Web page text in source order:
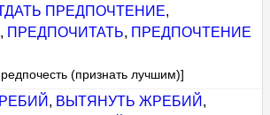
ПРЕДПОЧТЕНИЕ,
, ПРЕДПОЧИТАТЬ, ПРЕДПОЧТЕНИЕ
(признать лучшим)]
, ВЫТЯНУТЬ ЖРЕБИЙ ,